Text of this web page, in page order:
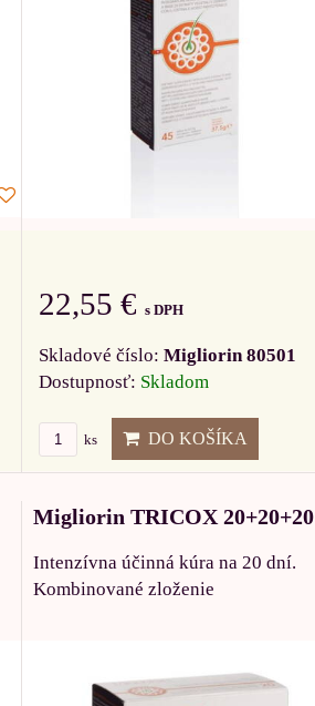
22,55 € s DPH
Skladové číslo: Migliorin 80501
Dostupnosť: Skladom
ks DO KOŠÍKA
Migliorin TRICOX 20+20+20
Intenzívna účinná kúra na 20 dní.
Kombinované zloženie